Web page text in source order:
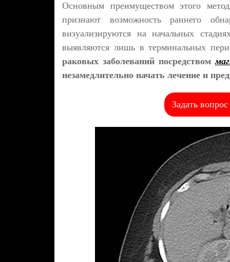
Основным преимуществом этого
признают возможность раннего
визуализируются на начальных
выявляются лишь в терминальных
раковых заболеваний посредством
незамедлительно начать лечение и
Задать